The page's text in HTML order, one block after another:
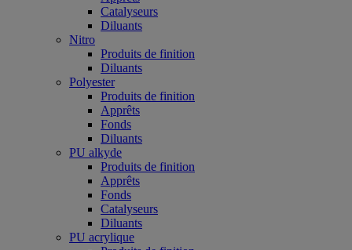
Catalyseurs
Diluants
Nitro
Produits de finition
Diluants
Polyester
Produits de finition
Apprêts
Fonds
Diluants
PU alkyde
Produits de finition
Apprêts
Fonds
Catalyseurs
Diluants
PU acrylique